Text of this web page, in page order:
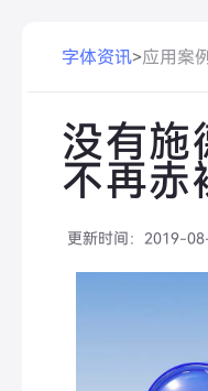
字体资讯>应用案
没有施
不再赤
更新时间： 2019-